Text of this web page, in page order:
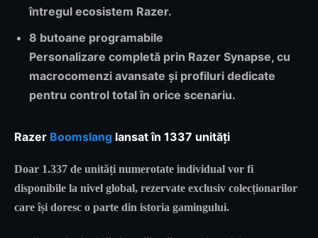
întregul ecosistem Razer.
8 butoane programabile
Personalizare completă prin Razer Synapse, cu
macrocomenzi avansate și profiluri dedicate
pentru control total în orice scenariu.
Razer Boomslang lansat în 1337 unități
Doar 1.337 de unități numerotate individual vor fi
disponibile la nivel global, rezervate exclusiv colecționarilor
care își doresc o parte din istoria gamingului.